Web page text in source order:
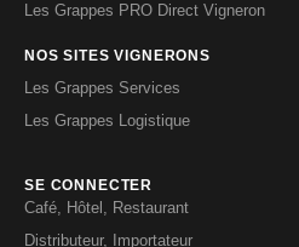
Les Grappes PRO Direct Vigneron
NOS SITES VIGNERONS
Les Grappes Services
Les Grappes Logistique
SE CONNECTER
Café, Hôtel, Restaurant
Distributeur, Importateur